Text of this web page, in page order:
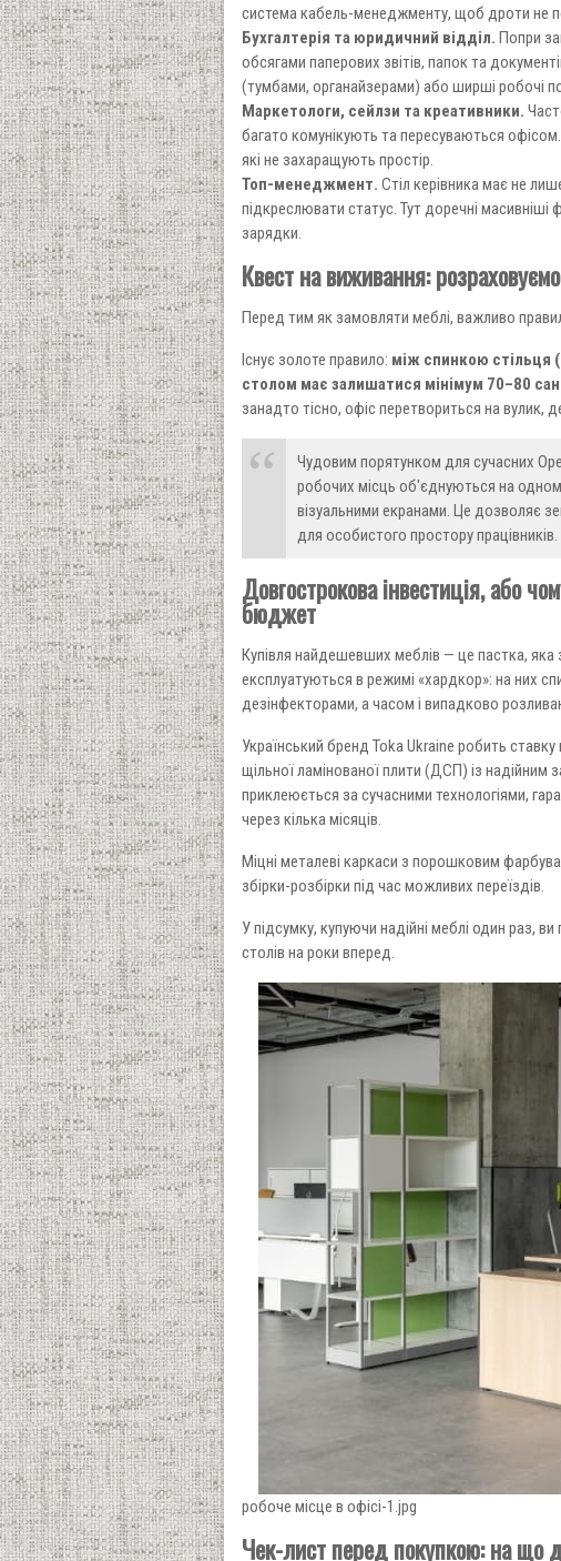
система кабель-менеджменту, щоб дроти не
Бухгалтерія та юридичний відділ. Попри
обсягами паперових звітів, папок та
(тумбами, органайзерами) або ширші робочі
Маркетологи, сейлзи та креативники.
багато комунікують та пересуваються
які не захаращують простір.
Топ-менеджмент. Стіл керівника має не
підкреслювати статус. Тут доречні масивніші
зарядки.
Квест на виживання:
Перед тим як замовляти меблі, важливо
Існує золоте правило: між спинкою стільця
столом має залишатися мінімум 70–80
занадто тісно, офіс перетвориться на
Чудовим порятунком для сучасних
робочих місць об'єднуються на
візуальними екранами. Це дозволяє
для особистого простору працівників.
Довгострокова інвестиція, або
бюджет
Купівля найдешевших меблів — це пастка, яка
експлуатуються в режимі «хардкор»: на них
дезінфекторами, а часом і випадково
Український бренд Toka Ukraine робить
щільної ламінованої плити (ДСП) із
приклеюється за сучасними технологіями,
через кілька місяців.
Міцні металеві каркаси з порошковим
збірки-розбірки під час можливих переїздів.
У підсумку, купуючи надійні меблі один раз,
столів на роки вперед.
робоче місце в офісі-1.jpg
Чек-лист перед покупкою: на що